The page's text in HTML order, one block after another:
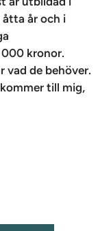
åtta år och i
000 kronor.
vad de behöver.
till mig,